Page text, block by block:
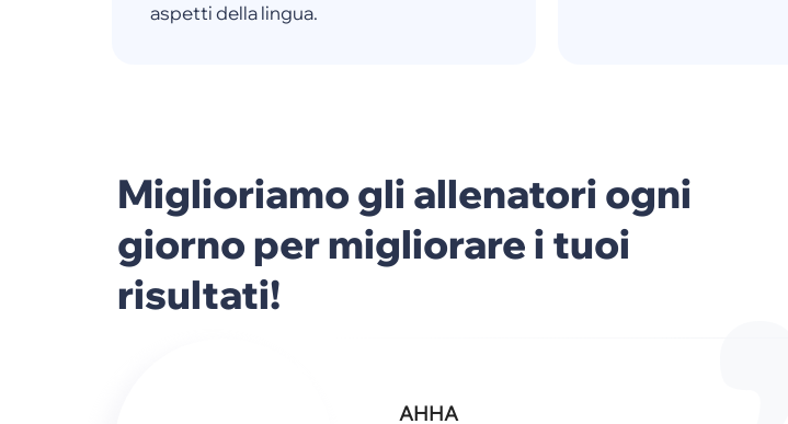
aspetti della lingua.
Miglioriamo gli allenatori ogni
giorno per migliorare i tuoi
risultati!
АННА